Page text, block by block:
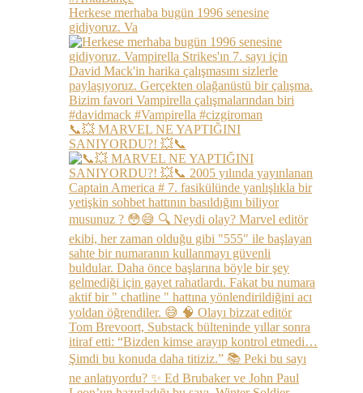
Herkese merhaba bugün 1996 senesine
gidiyoruz. Va
📞💥 MARVEL NE YAPTIĞINI
SANIYORDU?! 💥📞